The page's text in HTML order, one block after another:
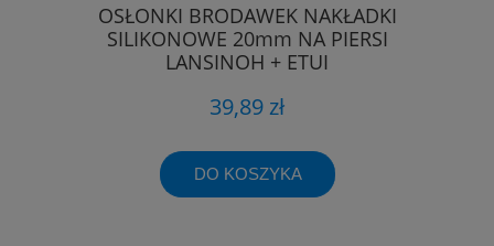
OSŁONKI BRODAWEK NAKŁADKI
SILIKONOWE 20mm NA PIERSI
LANSINOH + ETUI
39,89 zł
DO KOSZYKA